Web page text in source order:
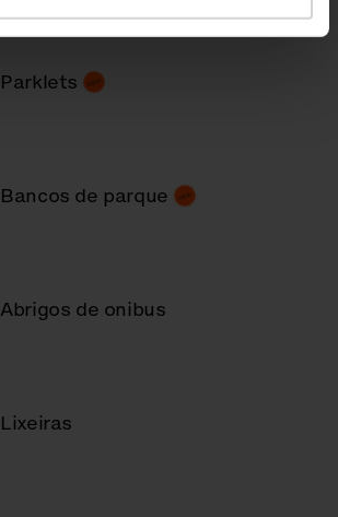
Parklets
Bancos de parque
Abrigos de onibus
Lixeiras